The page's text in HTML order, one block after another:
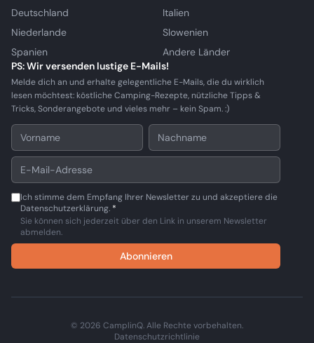
Deutschland
Italien
Niederlande
Slowenien
Spanien
Andere Länder
PS: Wir versenden lustige E-Mails!
Melde dich an und erhalte gelegentliche E-Mails, die du wirklich
lesen möchtest: köstliche Camping-Rezepte, nützliche Tipps &
Tricks, Sonderangebote und vieles mehr – kein Spam. :)
Ich stimme dem Empfang Ihrer Newsletter zu und akzeptiere die
Datenschutzerklärung. *
Sie können sich jederzeit über den Link in unserem Newsletter
abmelden.
Abonnieren
© 2026 CamplinQ. Alle Rechte vorbehalten.
Datenschutzrichtlinie